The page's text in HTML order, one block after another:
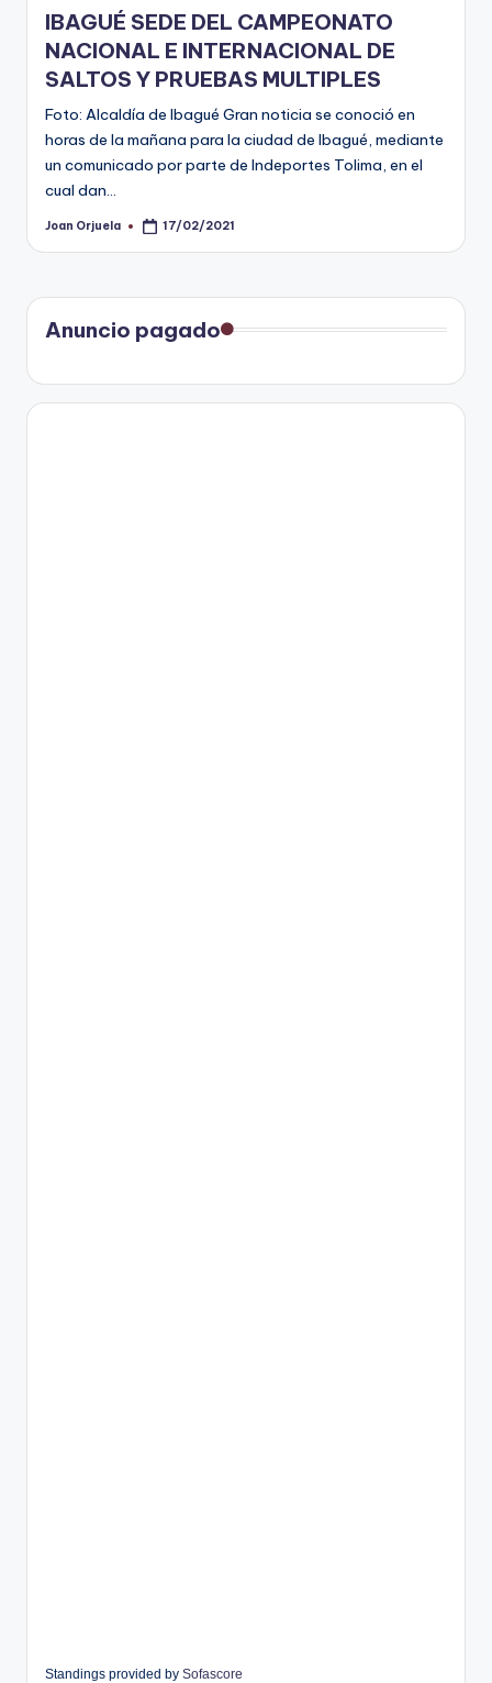
IBAGUÉ SEDE DEL CAMPEONATO
NACIONAL E INTERNACIONAL DE
SALTOS Y PRUEBAS MULTIPLES
Foto: Alcaldía de Ibagué Gran noticia se conoció en
horas de la mañana para la ciudad de Ibagué, mediante
un comunicado por parte de Indeportes Tolima, en el
cual dan…
Publicado
Joan Orjuela 17/02/2021
Anuncio pagado
Standings provided by Sofascore